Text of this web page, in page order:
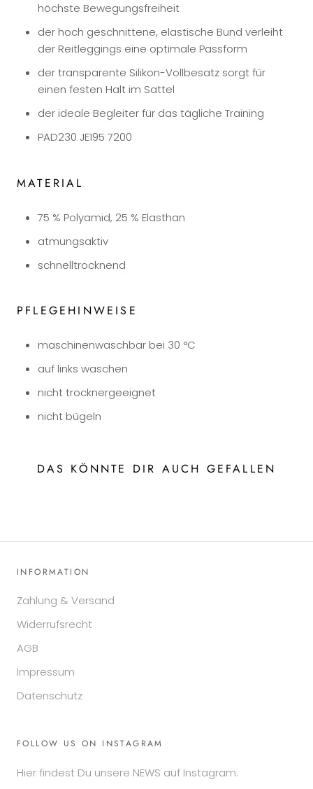
höchste Bewegungsfreiheit
der hoch geschnittene, elastische Bund verleiht
der Reitleggings eine optimale Passform
der transparente Silikon-Vollbesatz sorgt für
einen festen Halt im Sattel
der ideale Begleiter für das tägliche Training
PAD230 JE195 7200
MATERIAL
75 % Polyamid, 25 % Elasthan
atmungsaktiv
schnelltrocknend
PFLEGEHINWEISE
maschinenwaschbar bei 30 °C
auf links waschen
nicht trocknergeeignet
nicht bügeln
DAS KÖNNTE DIR AUCH GEFALLEN
INFORMATION
Zahlung & Versand
Widerrufsrecht
AGB
Impressum
Datenschutz
FOLLOW US ON INSTAGRAM
Hier findest Du unsere NEWS auf Instagram.